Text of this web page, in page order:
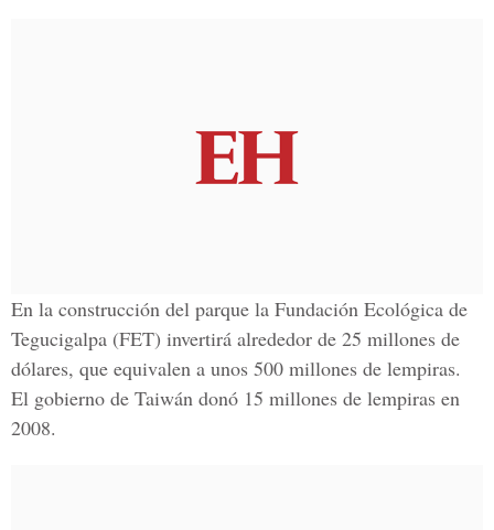
En la construcción del parque la Fundación Ecológica de
Tegucigalpa (FET) invertirá alrededor de 25 millones de
dólares, que equivalen a unos 500 millones de lempiras.
El gobierno de Taiwán donó 15 millones de lempiras en
2008.